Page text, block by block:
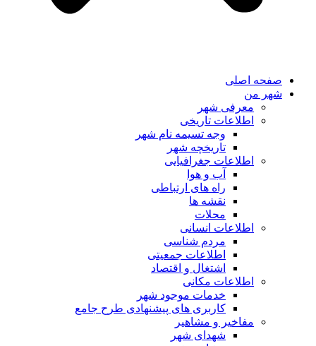
صفحه اصلی
شهر من
معرفی شهر
اطلاعات تاریخی
وجه تسیمه نام شهر
تاریخچه شهر
اطلاعات جغرافیایی
آب و هوا
راه های ارتباطی
نقشه ها
محلات
اطلاعات انسانی
مردم شناسی
اطلاعات جمعیتی
اشتغال و اقتصاد
اطلاعات مکانی
خدمات موجود شهر
کاربری های پیشنهادی طرح جامع
مفاخیر و مشاهیر
شهدای شهر